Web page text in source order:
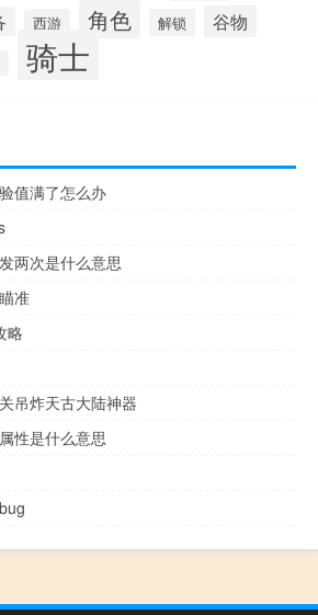
西游 角色 解锁 谷物
骑士
值满了怎么办
两次是什么意思
准
略
吊炸天古大陆神器
性是什么意思